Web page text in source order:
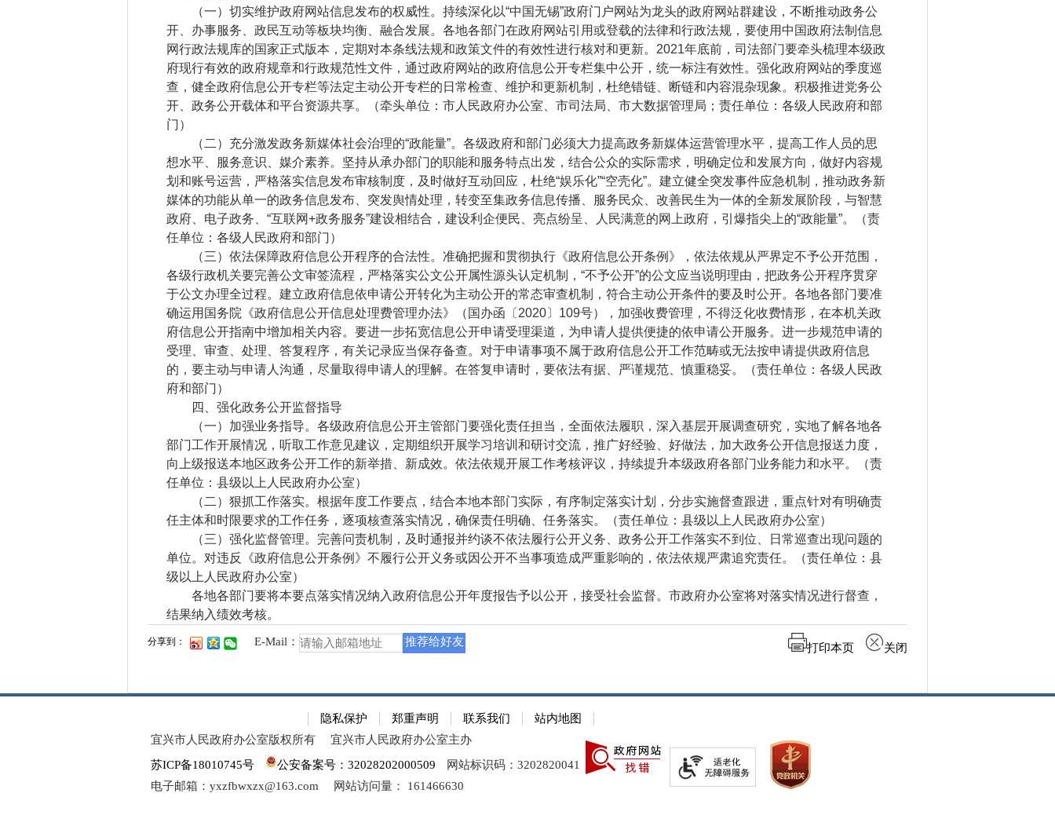
（一）切实维护政府网站信息发布的权威性。持续深化以“中国无锡”政府门户网站为龙头的政府网站群建设，不断推动政务公
开、办事服务、政民互动等板块均衡、融合发展。各地各部门在政府网站引用或登载的法律和行政法规，要使用中国政府法制信息
网行政法规库的国家正式版本，定期对本条线法规和政策文件的有效性进行核对和更新。2021年底前，司法部门要牵头梳理本级政
府现行有效的政府规章和行政规范性文件，通过政府网站的政府信息公开专栏集中公开，统一标注有效性。强化政府网站的季度巡
查，健全政府信息公开专栏等法定主动公开专栏的日常检查、维护和更新机制，杜绝错链、断链和内容混杂现象。积极推进党务公
开、政务公开载体和平台资源共享。（牵头单位：市人民政府办公室、市司法局、市大数据管理局；责任单位：各级人民政府和部
门）
（二）充分激发政务新媒体社会治理的“政能量”。各级政府和部门必须大力提高政务新媒体运营管理水平，提高工作人员的思
想水平、服务意识、媒介素养。坚持从承办部门的职能和服务特点出发，结合公众的实际需求，明确定位和发展方向，做好内容规
划和账号运营，严格落实信息发布审核制度，及时做好互动回应，杜绝“娱乐化”“空壳化”。建立健全突发事件应急机制，推动政务新
媒体的功能从单一的政务信息发布、突发舆情处理，转变至集政务信息传播、服务民众、改善民生为一体的全新发展阶段，与智慧
政府、电子政务、“互联网+政务服务”建设相结合，建设利企便民、亮点纷呈、人民满意的网上政府，引爆指尖上的“政能量”。（责
任单位：各级人民政府和部门）
（三）依法保障政府信息公开程序的合法性。准确把握和贯彻执行《政府信息公开条例》，依法依规从严界定不予公开范围，
各级行政机关要完善公文审签流程，严格落实公文公开属性源头认定机制，“不予公开”的公文应当说明理由，把政务公开程序贯穿
于公文办理全过程。建立政府信息依申请公开转化为主动公开的常态审查机制，符合主动公开条件的要及时公开。各地各部门要准
确运用国务院《政府信息公开信息处理费管理办法》（国办函〔2020〕109号），加强收费管理，不得泛化收费情形，在本机关政
府信息公开指南中增加相关内容。要进一步拓宽信息公开申请受理渠道，为申请人提供便捷的依申请公开服务。进一步规范申请的
受理、审查、处理、答复程序，有关记录应当保存备查。对于申请事项不属于政府信息公开工作范畴或无法按申请提供政府信息
的，要主动与申请人沟通，尽量取得申请人的理解。在答复申请时，要依法有据、严谨规范、慎重稳妥。（责任单位：各级人民政
府和部门）
四、强化政务公开监督指导
（一）加强业务指导。各级政府信息公开主管部门要强化责任担当，全面依法履职，深入基层开展调查研究，实地了解各地各
部门工作开展情况，听取工作意见建议，定期组织开展学习培训和研讨交流，推广好经验、好做法，加大政务公开信息报送力度，
向上级报送本地区政务公开工作的新举措、新成效。依法依规开展工作考核评议，持续提升本级政府各部门业务能力和水平。（责
任单位：县级以上人民政府办公室）
（二）狠抓工作落实。根据年度工作要点，结合本地本部门实际，有序制定落实计划，分步实施督查跟进，重点针对有明确责
任主体和时限要求的工作任务，逐项核查落实情况，确保责任明确、任务落实。（责任单位：县级以上人民政府办公室）
（三）强化监督管理。完善问责机制，及时通报并约谈不依法履行公开义务、政务公开工作落实不到位、日常巡查出现问题的
单位。对违反《政府信息公开条例》不履行公开义务或因公开不当事项造成严重影响的，依法依规严肃追究责任。（责任单位：县
级以上人民政府办公室）
各地各部门要将本要点落实情况纳入政府信息公开年度报告予以公开，接受社会监督。市政府办公室将对落实情况进行督查，
结果纳入绩效考核。
分享到： E-Mail： 推荐给好友 打印本页 关闭
隐私保护 郑重声明 联系我们
站内地图
宜兴市人民政府办公室版权所有
宜兴市人民政府办公室主办
苏ICP备18010745号
公安备案号：32028202000509
网站标识码：3202820041
电子邮箱：yxzfbwxzx@163.com
网站访问量： 161466630